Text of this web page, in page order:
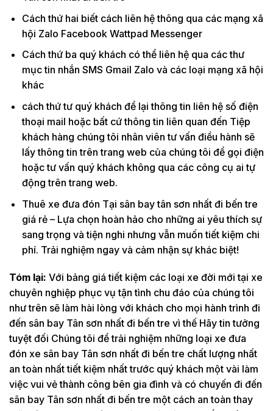
Cách thứ hai biết cách liên hệ thông qua các mạng xã
hội Zalo Facebook Wattpad Messenger
Cách thứ ba quý khách có thể liên hệ qua các thư
mục tin nhắn SMS Gmail Zalo và các loại mạng xã hội
khác
cách thứ tư quý khách để lại thông tin liên hệ số điện
thoại mail hoặc bất cứ thông tin liên quan đến Tiệp
khách hàng chúng tôi nhân viên tư vấn điều hành sẽ
lấy thông tin trên trang web của chúng tôi để gọi điện
hoặc tư vấn quý khách không qua các công cụ ai tự
động trên trang web.
Thuê xe đưa đón Tại sân bay tân sơn nhất đi bến tre
giá rẻ – Lựa chọn hoàn hảo cho những ai yêu thích sự
sang trọng và tiện nghi nhưng vẫn muốn tiết kiệm chi
phí. Trải nghiệm ngay và cảm nhận sự khác biệt!
Tóm lại: Với bảng giá tiết kiệm các loại xe đời mới tại xe
chuyên nghiệp phục vụ tận tình chu đáo của chúng tôi
như trên sẽ làm hài lòng với khách cho mọi hành trình đi
đến sân bay Tân sơn nhất đi bến tre vì thế Hãy tin tưởng
tuyệt đối Chúng tôi để trải nghiệm những loại xe đưa
đón xe sân bay Tân sơn nhất đi bến tre chất lượng nhất
an toàn nhất tiết kiệm nhất trước quý khách một vài làm
việc vui vẻ thành công bên gia đình và có chuyến đi đến
sân bay Tân sơn nhất đi bến tre một cách an toàn thay